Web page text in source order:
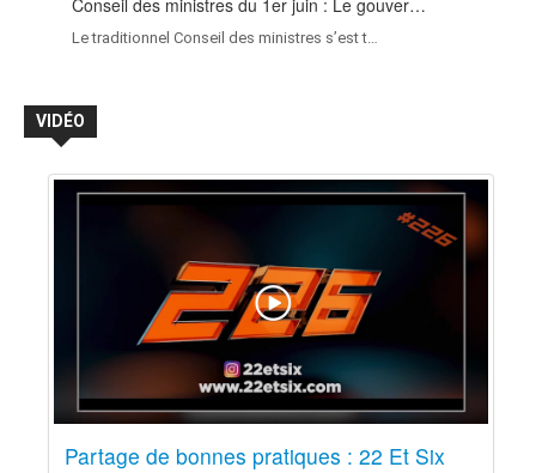
Le traditionnel Conseil des ministres s’est t…
VIDÉO
Partage de bonnes pratiques : 22 Et Six